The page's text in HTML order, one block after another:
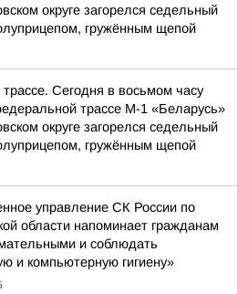
округе загорелся седельный
гружённым щепой
Сегодня в восьмом часу
трассе М-1 «Беларусь»
округе загорелся седельный
гружённым щепой
управление СК России по
области напоминает гражданам
и соблюдать
и компьютерную гигиену»